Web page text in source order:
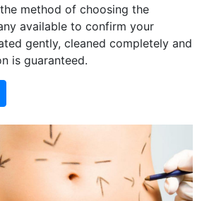
method of choosing the
available to confirm your
gently, cleaned completely and
is guaranteed.